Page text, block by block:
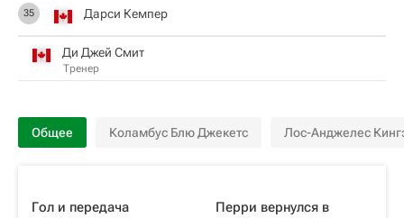
35 Дарси Кемпер
Ди Джей Смит
Тренер
Общее Коламбус Блю Джекетс Лос-Анджелес
Гол и передача
Перри вернулся в